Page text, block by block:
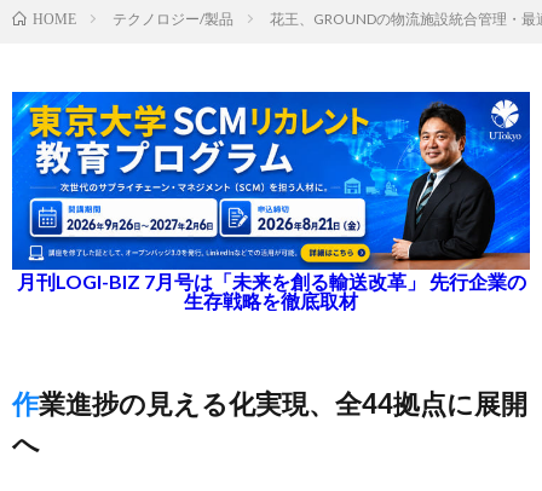
HOME テクノロジー/製品 花王、GROUNDの物流施設統合管理・
月刊LOGI-BIZ 7月号は「未来を創る輸送改革」 先行企業の
生存戦略を徹底取材
作業進捗の見える化実現、全44拠点に展開
へ